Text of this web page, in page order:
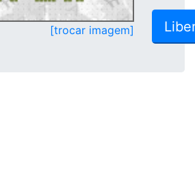
[trocar imagem]